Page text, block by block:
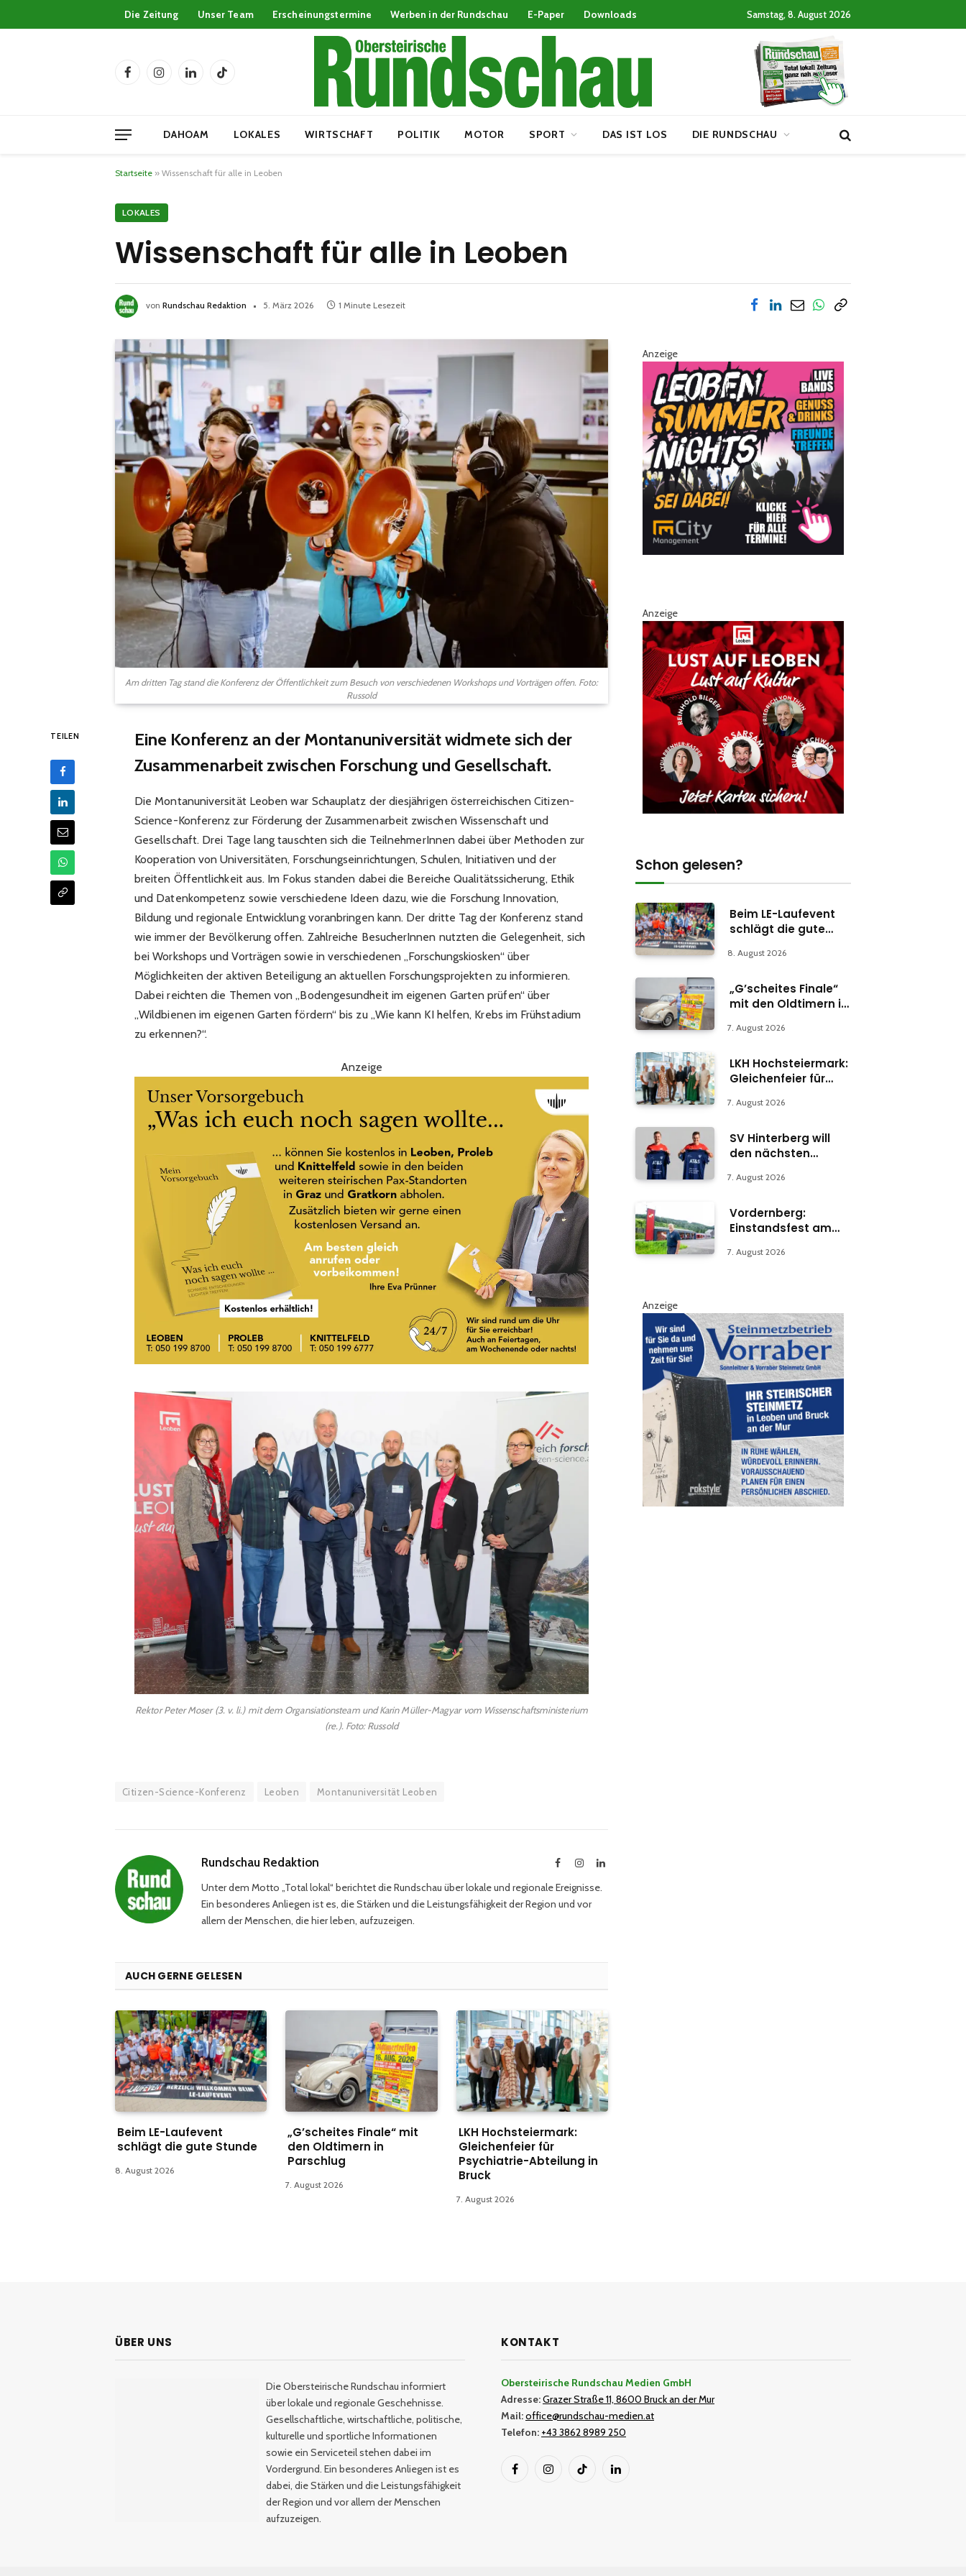
Die Zeitung Unser Team Erscheinungstermine Werben in der Rundschau E-Paper Downloads Samstag, 8. August 2026
FacebookInstagramLinkedInTikTok
DAHOAM LOKALES WIRTSCHAFT POLITIK MOTOR SPORT DAS IST LOS DIE RUNDSCHAU
Startseite » Wissenschaft für alle in Leoben
LOKALES
Wissenschaft für alle in Leoben
von Rundschau Redaktion 5. März 2026 1 Minute Lesezeit
Am dritten Tag stand die Konferenz der Öffentlichkeit zum Besuch von verschiedenen Workshops und Vorträgen offen. Foto:
Russold
TEILEN
Eine Konferenz an der Montanuniversität widmete sich der
Zusammenarbeit zwischen Forschung und Gesellschaft.
Die Montanuniversität Leoben war Schauplatz der diesjährigen österreichischen Citizen-
Science-Konferenz zur Förderung der Zusammenarbeit zwischen Wissenschaft und
Gesellschaft. Drei Tage lang tauschten sich die TeilnehmerInnen dabei über Methoden zur
Kooperation von Universitäten, Forschungseinrichtungen, Schulen, Initiativen und der
breiten Öffentlichkeit aus. Im Fokus standen dabei die Bereiche Qualitätssicherung, Ethik
und Datenkompetenz sowie verschiedene Ideen dazu, wie die Forschung Innovation,
Bildung und regionale Entwicklung voranbringen kann. Der dritte Tag der Konferenz stand
wie immer der Bevölkerung offen. Zahlreiche BesucherInnen nutzten die Gelegenheit, sich
bei Workshops und Vorträgen sowie in verschiedenen „Forschungskiosken“ über
Möglichkeiten der aktiven Beteiligung an aktuellen Forschungsprojekten zu informieren.
Dabei reichten die Themen von „Bodengesundheit im eigenen Garten prüfen“ über
„Wildbienen im eigenen Garten fördern“ bis zu „Wie kann KI helfen, Krebs im Frühstadium
zu erkennen?“.
Anzeige
Rektor Peter Moser (3. v. li.) mit dem Organsiationsteam und Karin Müller-Magyar vom Wissenschaftsministerium
(re.). Foto: Russold
Citizen-Science-Konferenz Leoben Montanuniversität Leoben
Rundschau Redaktion FacebookInstagramLinkedIn
Unter dem Motto „Total lokal“ berichtet die Rundschau über lokale und regionale Ereignisse.
Ein besonderes Anliegen ist es, die Stärken und die Leistungsfähigkeit der Region und vor
allem der Menschen, die hier leben, aufzuzeigen.
AUCH GERNE GELESEN
Beim LE-Laufevent
schlägt die gute Stunde
8. August 2026
„G’scheites Finale“ mit
den Oldtimern in
Parschlug
7. August 2026
LKH Hochsteiermark:
Gleichenfeier für
Psychiatrie-Abteilung in
Bruck
7. August 2026
Anzeige
Anzeige
Schon gelesen?
Beim LE-Laufevent
schlägt die gute
8. August 2026
„G’scheites Finale“
mit den Oldtimern in
7. August 2026
LKH Hochsteiermark:
Gleichenfeier für
Abteilung in Bruck
7. August 2026
SV Hinterberg will
den nächsten
7. August 2026
Vordernberg:
Einstandsfest am
7. August 2026
Anzeige
ÜBER UNS
Die Obersteirische Rundschau informiert
über lokale und regionale Geschehnisse.
Gesellschaftliche, wirtschaftliche, politische,
kulturelle und sportliche Informationen
sowie ein Serviceteil stehen dabei im
Vordergrund. Ein besonderes Anliegen ist es
dabei, die Stärken und die Leistungsfähigkeit
der Region und vor allem der Menschen
aufzuzeigen.
KONTAKT
Obersteirische Rundschau Medien GmbH
Adresse:Grazer Straße 11, 8600 Bruck an der Mur
Mail:office@rundschau-medien.at
Telefon: +43 3862 8989 250
FacebookInstagramTikTok LinkedIn